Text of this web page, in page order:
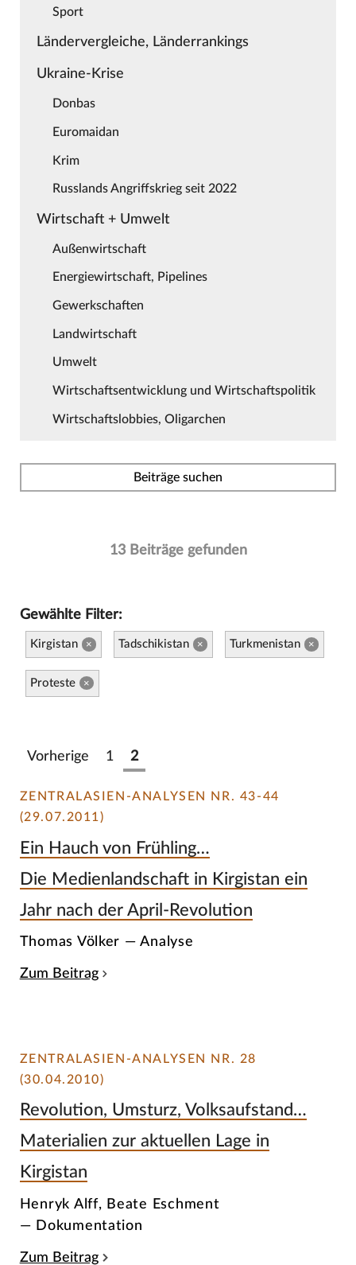
Sport
Ländervergleiche, Länderrankings
Ukraine-Krise
Donbas
Euromaidan
Krim
Russlands Angriffskrieg seit 2022
Wirtschaft + Umwelt
Außenwirtschaft
Energiewirtschaft, Pipelines
Gewerkschaften
Landwirtschaft
Umwelt
Wirtschaftsentwicklung und Wirtschaftspolitik
Wirtschaftslobbies, Oligarchen
Beiträge suchen
13 Beiträge gefunden
Gewählte Filter:
Kirgistan × Tadschikistan × Turkmenistan ×
Proteste ×
Vorherige 1 2
ZENTRALASIEN-ANALYSEN NR. 43-44
(29.07.2011)
Ein Hauch von Frühling…
Die Medienlandschaft in Kirgistan ein
Jahr nach der April-Revolution
Thomas Völker — Analyse
Zum Beitrag
ZENTRALASIEN-ANALYSEN NR. 28
(30.04.2010)
Revolution, Umsturz, Volksaufstand…
Materialien zur aktuellen Lage in
Kirgistan
Henryk Alff, Beate Eschment
— Dokumentation
Zum Beitrag